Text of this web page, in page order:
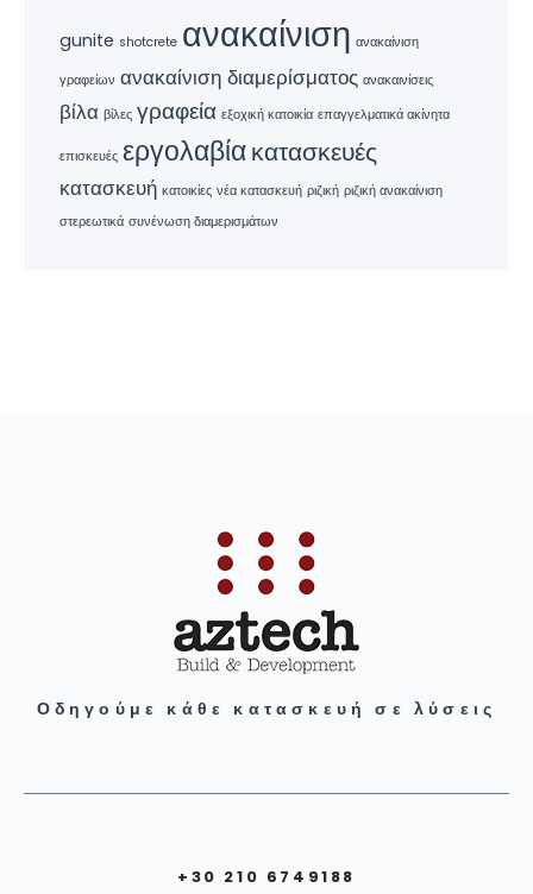
gunite shotcrete ανακαίνιση ανακαίνιση
γραφείων ανακαίνιση διαμερίσματος ανακαινίσεις
βίλα βίλες γραφεία εξοχική κατοικία επαγγελματικά ακίνητα
επισκευές εργολαβίακατασκευές
κατασκευή κατοικίες νέα κατασκευή ριζική ριζική ανακαίνιση
στερεωτικά συνένωση διαμερισμάτων
Οδηγούμε κάθε κατασκευή σε λύσεις
+30 210 6749188